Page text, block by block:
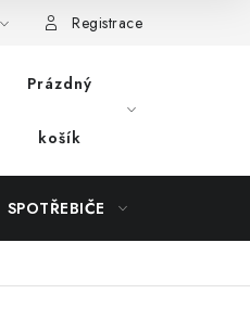
Registrace
Prázdný
košík
SPOTŘEBIČE